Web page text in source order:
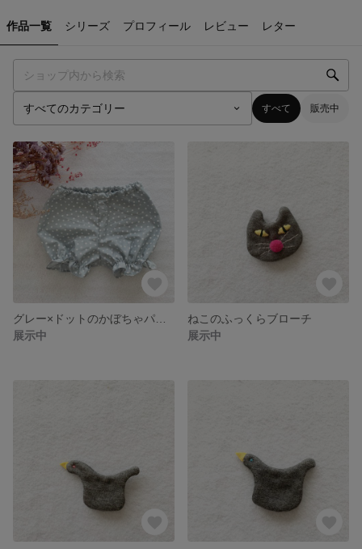
作品一覧 シリーズ プロフィール レビュー レター
すべて 販売中
展示中
ねこのふっくらブローチ
展示中